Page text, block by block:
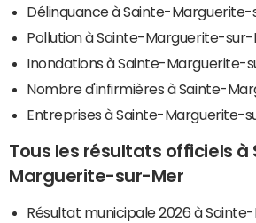
Délinquance à Sainte-
Pollution à Sainte-Marguerite-sur-
Inondations à Sainte-Marguerite-
Nombre d'infirmières à Sainte-
Entreprises à Sainte-Marguerite-
Tous les résultats officiels à
Marguerite-sur-Mer
Résultat municipale 2026 à